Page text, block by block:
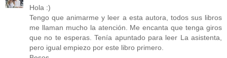
Hola :)
Tengo que animarme y leer a esta autora, todos sus libros
me llaman mucho la atención. Me encanta que tenga giros
que no te esperas. Tenía apuntado para leer La asistenta,
pero igual empiezo por este libro primero.